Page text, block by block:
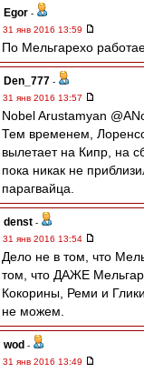
Egor -
31 янв 2016 13:59
По Мельгарехо
Den_777 -
31 янв 2016 13:57
Nobel Arustamyan
Тем временем,
вылетает на Кипр, на
пока никак не
парагвайца.
denst -
31 янв 2016 13:54
Дело не в том, что
том, что ДАЖЕ
Кокорины, Реми и
не можем.
wod -
31 янв 2016 13:49